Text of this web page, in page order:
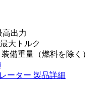
高出力
最大トルク
装備重量（燃料を除く）
ーター 製品詳細